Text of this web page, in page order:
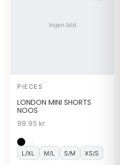
Ingen bild
PIECES
LONDON MINI SHORTS
NOOS
99.95 kr
L/XL M/L S/M XS/S